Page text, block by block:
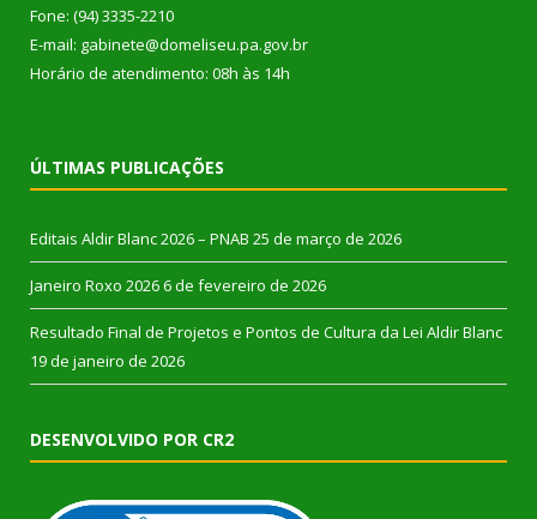
Fone: (94) 3335-2210
E-mail: gabinete@domeliseu.pa.gov.br
Horário de atendimento: 08h às 14h
ÚLTIMAS PUBLICAÇÕES
Editais Aldir Blanc 2026 – PNAB 25 de março de 2026
Janeiro Roxo 2026 6 de fevereiro de 2026
Resultado Final de Projetos e Pontos de Cultura da Lei Aldir Blanc
19 de janeiro de 2026
DESENVOLVIDO POR CR2